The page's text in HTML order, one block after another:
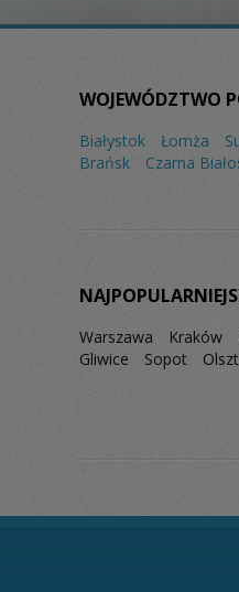
WOJEWÓDZTWO
Białystok Łomża
Brańsk
Czarna
Warszawa Kraków
Gliwice
Sopot